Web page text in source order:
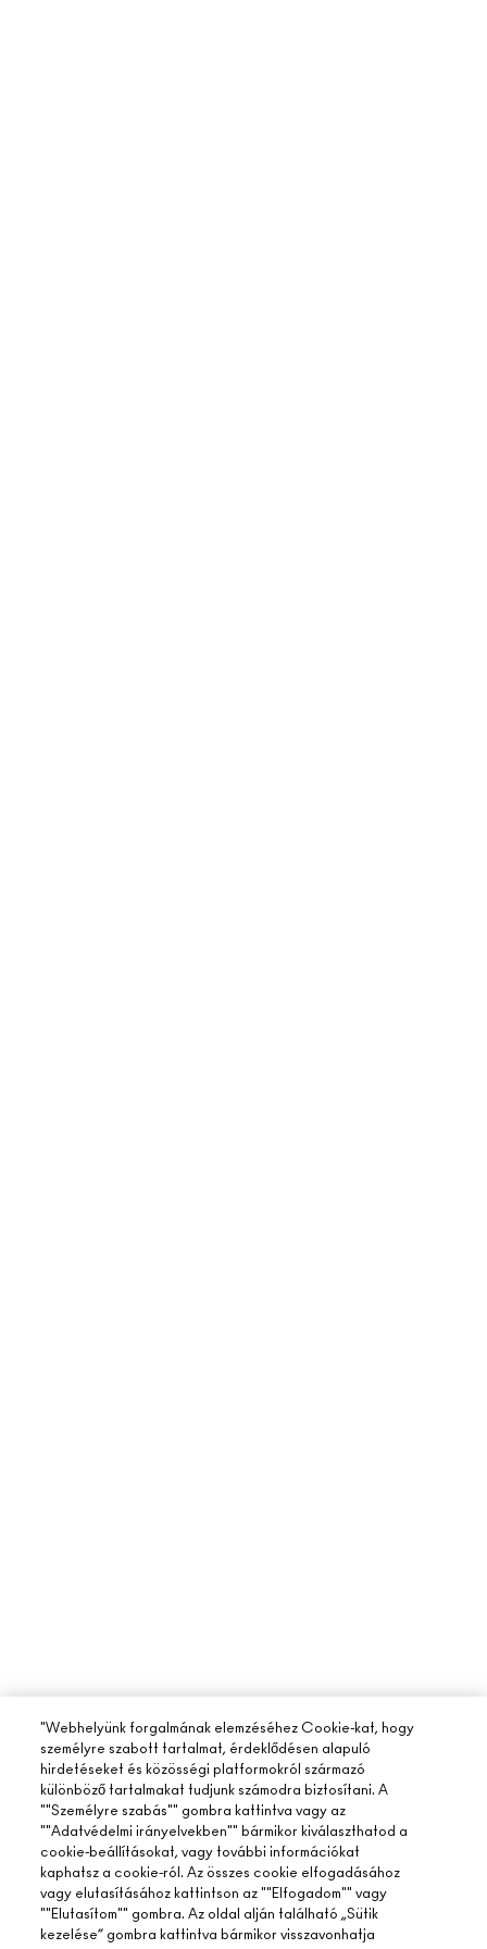
"Webhelyünk forgalmának elemzéséhez Cookie-kat, hogy
személyre szabott tartalmat, érdeklődésen alapuló
hirdetéseket és közösségi platformokról származó
különböző tartalmakat tudjunk számodra biztosítani. A
""Személyre szabás"" gombra kattintva vagy az
""Adatvédelmi irányelvekben"" bármikor kiválaszthatod a
cookie-beállításokat, vagy további információkat
kaphatsz a cookie-ról. Az összes cookie elfogadásához
vagy elutasításához kattintson az ""Elfogadom"" vagy
""Elutasítom"" gombra. Az oldal alján található „Sütik
kezelése” gombra kattintva bármikor visszavonhatja